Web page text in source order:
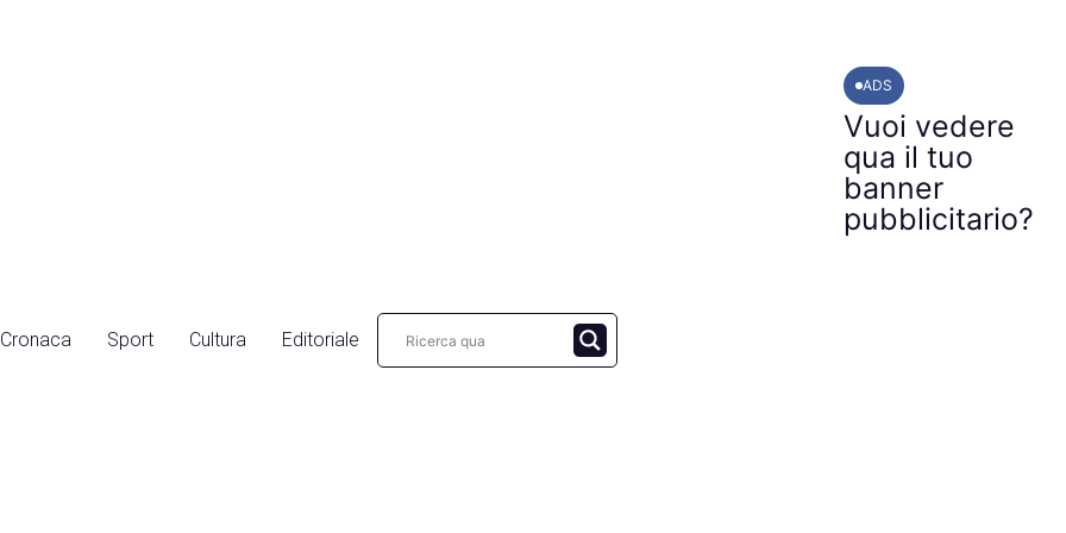
ADS
Vuoi vedere
qua il tuo
banner
pubblicitario?
Cronaca Sport Cultura Editoriale